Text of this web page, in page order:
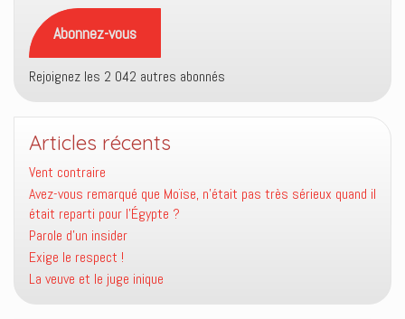
mail
Abonnez-vous
Rejoignez les 2 042 autres abonnés
Articles récents
Vent contraire
Avez-vous remarqué que Moïse, n’était pas très sérieux quand il
était reparti pour l’Égypte ?
Parole d’un insider
Exige le respect !
La veuve et le juge inique